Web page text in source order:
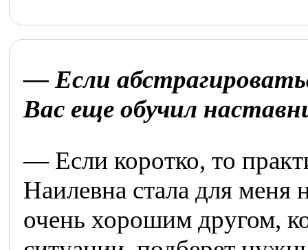
— Если
Вас еще обучил
— Если коротко, то
Наилевна стала для меня
очень хорошим другом,